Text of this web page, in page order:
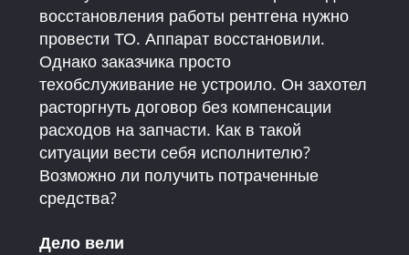
восстановления работы рентгена нужно
провести ТО. Аппарат восстановили.
Однако заказчика просто
техобслуживание не устроило. Он захотел
расторгнуть договор без компенсации
расходов на запчасти. Как в такой
ситуации вести себя исполнителю?
Возможно ли получить потраченные
средства?
Дело вели